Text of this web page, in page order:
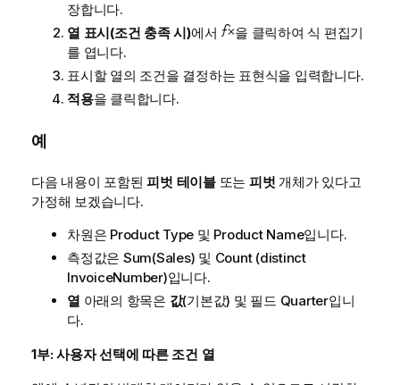
장합니다.
열 표시(조건 충족 시)에서
을 클릭하여 식 편집기
를 엽니다.
표시할 열의 조건을 결정하는 표현식을 입력합니다.
적용을 클릭합니다.
예
다음 내용이 포함된피벗 테이블또는 피벗 개체가 있다고
가정해 보겠습니다.
차원은 Product Type 및 Product Name입니다.
측정값은 Sum(Sales) 및 Count (distinct
InvoiceNumber)입니다.
열 아래의 항목은 값(기본값) 및 필드 Quarter입니
다.
1부: 사용자 선택에 따른 조건 열